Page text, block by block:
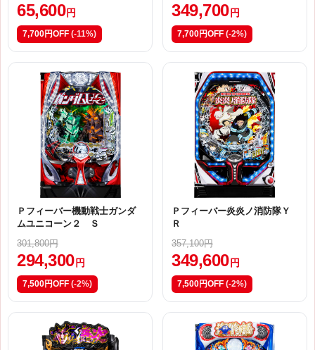
65,600 円
7,700円OFF (-11%)
349,700 円
7,700円OFF (-2%)
Ｐフィーバー機動戦士ガンダ
ムユニコーン２ Ｓ
301,800円
294,300 円
7,500円OFF (-2%)
Ｐフィーバー炎炎ノ消防隊Ｙ
Ｒ
357,100円
349,600 円
7,500円OFF (-2%)